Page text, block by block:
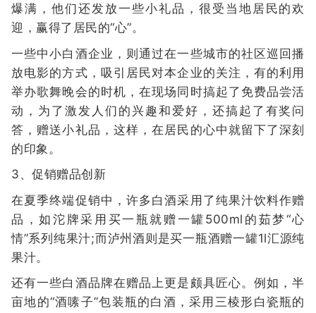
爆满，他们还发放一些小礼品，很受当地居民的欢
迎，赢得了居民的“心”。
一些中小白酒企业，则通过在一些城市的社区巡回播
放电影的方式，吸引居民对本企业的关注，有的利用
举办歌舞晚会的时机，在现场同时搞起了免费品尝活
动，为了激发人们的兴趣和爱好，还搞起了有奖问
答，赠送小礼品，这样，在居民的心中就留下了深刻
的印象。
3、促销赠品创新
在夏季终端促销中，许多白酒采用了纯果汁饮料作赠
品，如沱牌采用买一瓶就赠一罐500ml的茹梦“心
情”系列纯果汁;而泸州酒则是买一瓶酒赠一罐1l汇源纯
果汁。
还有一些白酒品牌在赠品上更是颇具匠心。例如，半
亩地的“酒嗉子”包装瓶的白酒，采用三棱形白瓷瓶的